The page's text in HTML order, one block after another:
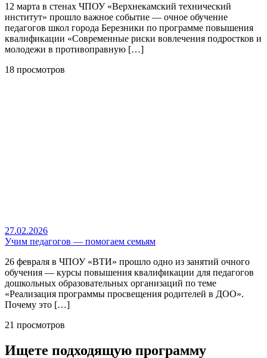
12 марта в стенах ЧПОУ «Верхнекамский технический
институт» прошло важное событие — очное обучение
педагогов школ города Березники по программе повышения
квалификации «Современные риски вовлечения подростков и
молодежи в противоправную […]
18 просмотров
27.02.2026
Учим педагогов — помогаем семьям
26 февраля в ЧПОУ «ВТИ» прошло одно из занятий очного
обучения — курсы повышения квалификации для педагогов
дошкольных образовательных организаций по теме
«Реализация программы просвещения родителей в ДОО».
Почему это […]
21 просмотров
Ищете подходящую программу